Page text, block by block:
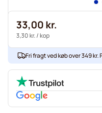
33,00 kr.
3,30 kr./ kop
Fri fragt ved køb over 349